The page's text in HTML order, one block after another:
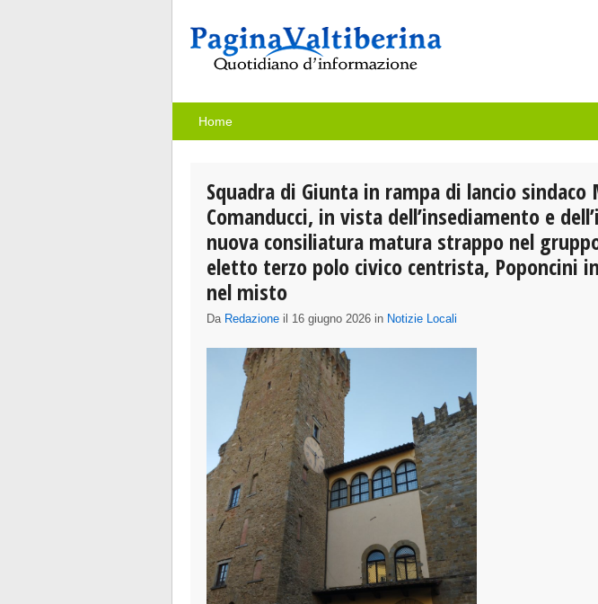
Home
Squadra di Giunta in rampa di lancio sindaco
Comanducci, in vista dell’insediamento e
nuova consiliatura matura strappo nel
eletto terzo polo civico centrista, Poponcini
nel misto
Da Redazione il 16 giugno 2026 in Notizie Locali